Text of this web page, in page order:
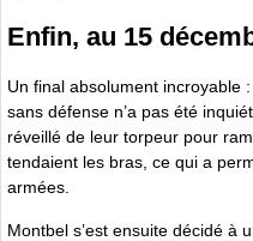
Enfin, au 15
Un final absolument incroyable
sans défense n’a pas été
réveillé de leur torpeur pour
tendaient les bras, ce qui a
armées.
Montbel s’est ensuite décidé à